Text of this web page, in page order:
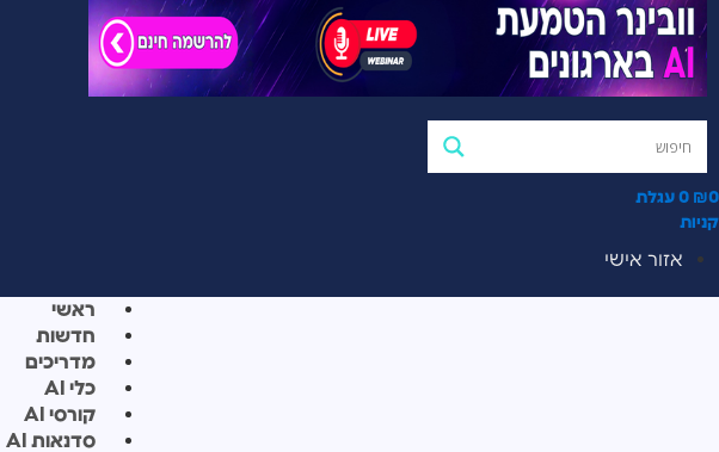
₪0
0 עגלת
קניות
אזור אישי
ראשי
חדשות
מדריכים
כלי AI
קורסי AI
סדנאות AI